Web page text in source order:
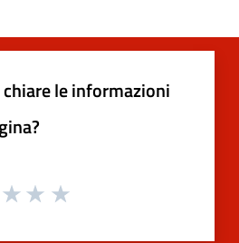
le informazioni